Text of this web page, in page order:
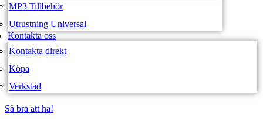
MP3 Tillbehör
Utrustning Universal
Kontakta oss
Kontakta direkt
Köpa
Verkstad
Så bra att ha!